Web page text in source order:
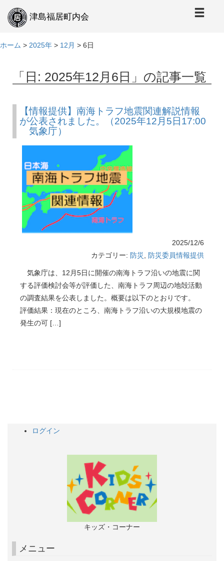
津島福居町内会
ホーム > 2025年 > 12月 > 6日
「日: 2025年12月6日 」の記事一覧
【情報提供】南海トラフ地震関連解説情報
が公表されました。（2025年12月5日17:00
気象庁）
2025/12/6
カテゴリー: 防災 防災委員情報提供
気象庁は、12月5日に開催の南海トラフ沿いの地震に関
する評価検討会等が評価した、南海トラフ周辺の地殻活動
の調査結果を公表しました。概要は以下のとおりです。
評価結果：現在のところ、南海トラフ沿いの大規模地震の
発生の可 […]
ログイン
キッズ・コーナー
メニュー